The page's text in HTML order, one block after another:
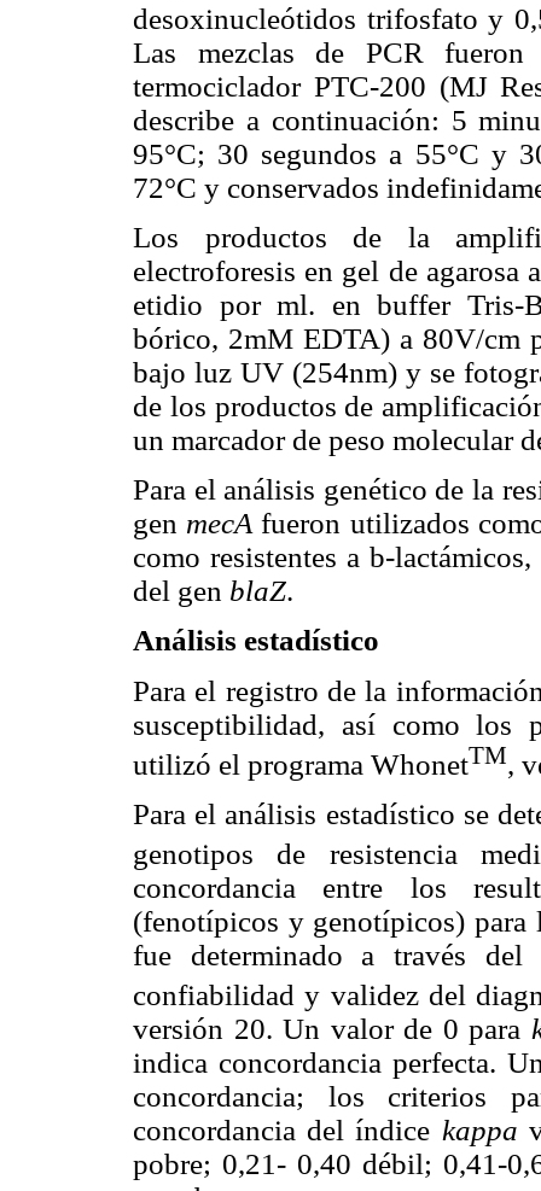
desoxinucleótidos trifosfato y
Las mezclas de PCR
termociclador PTC-200 (MJ
describe a continuación: 5
95°C; 30 segundos a 55°C y
72°C y conservados
Los productos de la
electroforesis en gel de
etidio por ml. en buffer Tris-
bórico, 2mM EDTA) a 80V/cm
bajo luz UV (254nm) y se
de los productos de
un marcador de peso molecular
Para el análisis genético de la
gen mecA fueron utilizados
como resistentes a b-
del gen blaZ.
Análisis estadístico
Para el registro de la
susceptibilidad, así como los
utilizó el programa WhonetTM,
Para el análisis estadístico se
genotipos de resistencia
concordancia entre los
(fenotípicos y genotípicos) para
fue determinado a través
confiabilidad y validez del
versión 20. Un valor de 0 para
indica concordancia perfecta.
concordancia; los criterios
concordancia del índice kappa
pobre; 0,21- 0,40 débil; 0,41-